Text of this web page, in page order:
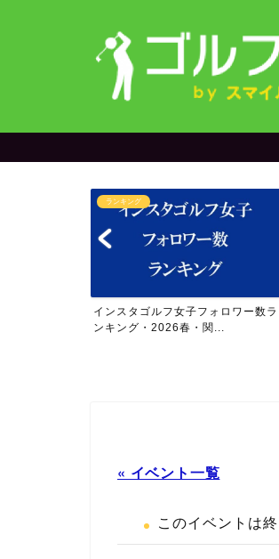
女子フォロワー数ラ
ランキング
ゴルフ女子YouTube登録者
キング・2025秋
« イベント一覧
このイベントは終